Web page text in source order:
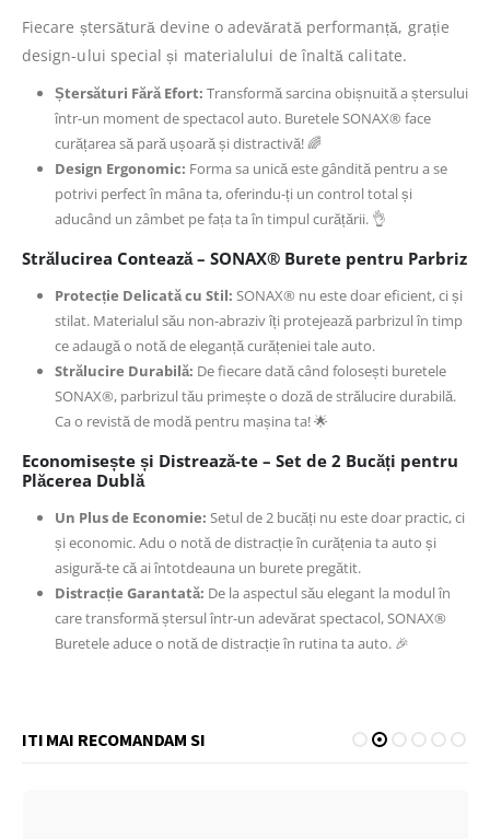
Fiecare ștersătură devine o adevărată performanță, grație
design-ului special și materialului de înaltă calitate.
Ștersături Fără Efort: Transformă sarcina obișnuită a ștersului
într-un moment de spectacol auto. Buretele SONAX® face
curățarea să pară ușoară și distractivă! 🌈
Design Ergonomic: Forma sa unică este gândită pentru a se
potrivi perfect în mâna ta, oferindu-ți un control total și
aducând un zâmbet pe fața ta în timpul curățării. 👌
Strălucirea Contează – SONAX® Burete pentru Parbriz
Protecție Delicată cu Stil: SONAX® nu este doar eficient, ci și
stilat. Materialul său non-abraziv îți protejează parbrizul în timp
ce adaugă o notă de eleganță curățeniei tale auto.
Strălucire Durabilă: De fiecare dată când folosești buretele
SONAX®, parbrizul tău primește o doză de strălucire durabilă.
Ca o revistă de modă pentru mașina ta! 🌟
Economisește și Distrează-te – Set de 2 Bucăți pentru
Plăcerea Dublă
Un Plus de Economie: Setul de 2 bucăți nu este doar practic, ci
și economic. Adu o notă de distracție în curățenia ta auto și
asigură-te că ai întotdeauna un burete pregătit.
Distracție Garantată: De la aspectul său elegant la modul în
care transformă ștersul într-un adevărat spectacol, SONAX®
Buretele aduce o notă de distracție în rutina ta auto. 🎉
ITI MAI RECOMANDAM SI